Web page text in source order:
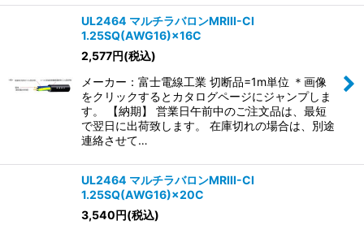
UL2464 マルチラバロンMRIII-CI
1.25SQ(AWG16)×16C
2,577円(税込)
メーカー：富士電線工業 切断品=1m単位 ＊画像
をクリックするとカタログページにジャンプしま
す。 【納期】 営業日午前中のご注文品は、最短
で翌日に出荷致します。 在庫切れの場合は、別途
連絡させて…
UL2464 マルチラバロンMRIII-CI
1.25SQ(AWG16)×20C
3,540円(税込)